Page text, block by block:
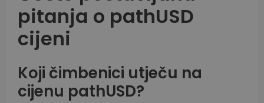
pitanja o pathUSD
cijeni
Koji čimbenici utječu na
cijenu pathUSD?